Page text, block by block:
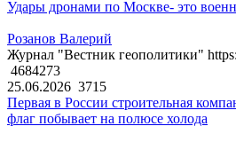
Удары дронами по Москве- это
Розанов Валерий
Журнал "Вестник геополитики"
4684273
25.06.2026 3715
Первая в России строительная
флаг побывает на полюсе холода